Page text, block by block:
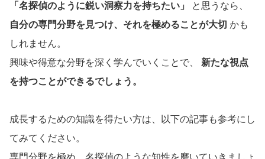
「名探偵のように鋭い洞察力を持ちたい」
と思うなら、
自分の専門分野を見つけ、それを極めることが大切 かも
しれません。
興味や得意な分野を深く学んでいくことで、 新たな視点
を持つことができるでしょう。
成長するための知識を得たい方は、以下の記事も参考にし
てみてください。